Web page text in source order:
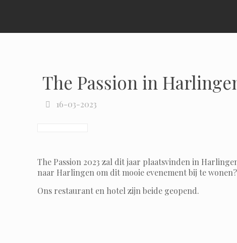
The Passion in
16-03-2023
The Passion 2023 zal dit jaar plaatsvinden in
naar Harlingen om dit mooie evenement bij te wonen?
Ons restaurant en hotel zijn beide geopend.